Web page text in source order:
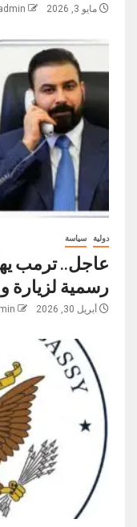
مايو 3, 2026
دولية سياسة
عاجل.. ترمب
رسمية لزيارة
أبريل 30, 2026